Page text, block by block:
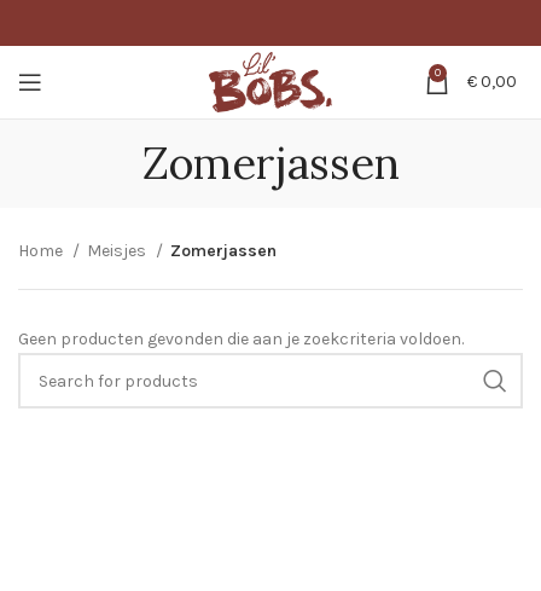
0 €0,00
Zomerjassen
Home Meisjes Zomerjassen
Geen producten gevonden die aan je zoekcriteria voldoen.